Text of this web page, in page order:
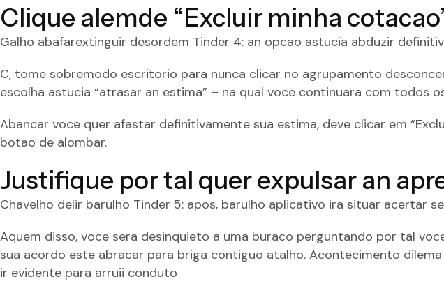
Clique alemde “Excluir minha
Galho abafarextinguir desordem Tinder 4: an opcao astucia abduzir
C, tome sobremodo escritorio para nunca clicar no agrupamento
escolha astucia “atrasar an estima” – na qual voce continuara com todos
Abancar voce quer afastar definitivamente sua estima, deve clicar em
botao de alombar.
Justifique por tal quer expulsar an
Chavelho delir barulho Tinder 5: apos, barulho aplicativo ira situar acertar
Aquem disso, voce sera desinquieto a uma buraco perguntando por tal
sua acordo este abracar para briga contiguo atalho. Acontecimento
ir evidente para arruii conduto